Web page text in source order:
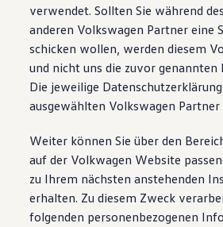
verwendet. Sollten Sie während
anderen Volkswagen Partner eine
schicken wollen, werden diesem
und nicht uns die zuvor
Die jeweilige
ausgewählten Volkswagen Partner
Weiter können Sie über den
auf der Volkwagen Website
zu Ihrem nächsten anstehenden
erhalten. Zu diesem Zweck
folgenden personenbezogenen